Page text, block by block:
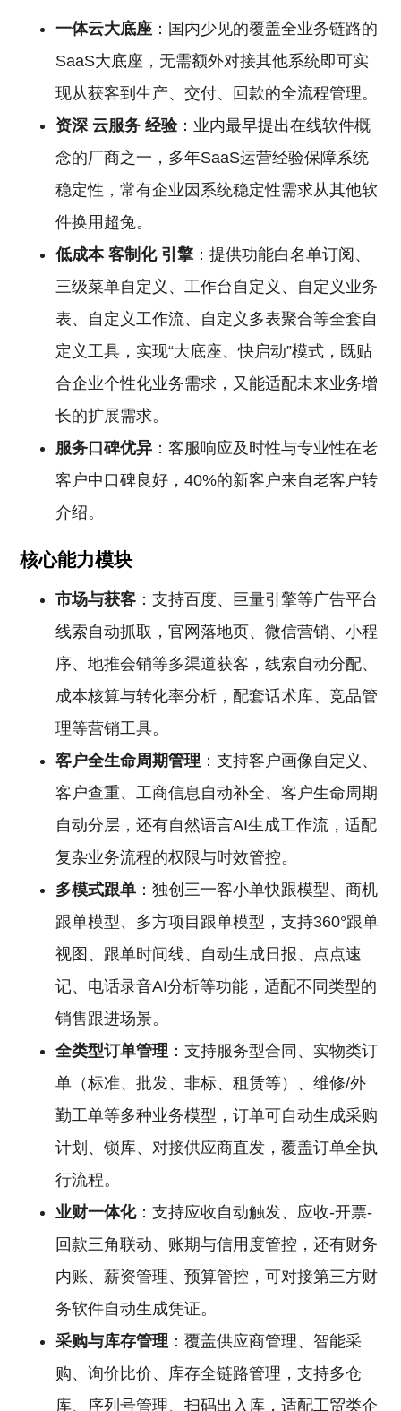
一体云大底座 ：国内少见的覆盖全业务链路的
SaaS大底座，无需额外对接其他系统即可实
现从获客到生产、交付、回款的全流程管理。
资深 云服务 经验：业内最早提出在线软件概
念的厂商之一，多年SaaS运营经验保障系统
稳定性，常有企业因系统稳定性需求从其他软
件换用超兔。
低成本 客制化 引擎：提供功能白名单订阅、
三级菜单自定义、工作台自定义、自定义业务
表、自定义工作流、自定义多表聚合等全套自
定义工具，实现“大底座、快启动”模式，既贴
合企业个性化业务需求，又能适配未来业务增
长的扩展需求。
服务口碑优异 ：客服响应及时性与专业性在老
客户中口碑良好，40%的新客户来自老客户转
介绍。
核心能力模块
市场与获客 ：支持百度、巨量引擎等广告平台
线索自动抓取，官网落地页、微信营销、小程
序、地推会销等多渠道获客，线索自动分配、
成本核算与转化率分析，配套话术库、竞品管
理等营销工具。
客户全生命周期管理 ：支持客户画像自定义、
客户查重、工商信息自动补全、客户生命周期
自动分层，还有自然语言AI生成工作流，适配
复杂业务流程的权限与时效管控。
多模式跟单 ：独创三一客小单快跟模型、商机
跟单模型、多方项目跟单模型，支持360°跟单
视图、跟单时间线、自动生成日报、点点速
记、电话录音AI分析等功能，适配不同类型的
销售跟进场景。
全类型订单管理 ：支持服务型合同、实物类订
单（标准、批发、非标、租赁等）、维修/外
勤工单等多种业务模型，订单可自动生成采购
计划、锁库、对接供应商直发，覆盖订单全执
行流程。
业财一体化：支持应收自动触发、应收-开票-
回款三角联动、账期与信用度管控，还有财务
内账、薪资管理、预算管控，可对接第三方财
务软件自动生成凭证。
采购与库存管理 ：覆盖供应商管理、智能采
购、询价比价、库存全链路管理，支持多仓
库、序列号管理、扫码出入库，适配工贸类企